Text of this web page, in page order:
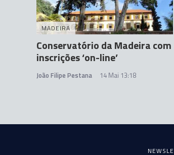
MADEIRA
Conservatório da Madeira com
inscrições ‘on-line’
João Filipe Pestana 14 Mai 13:18